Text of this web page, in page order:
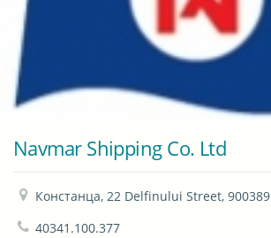
Navmar Shipping Co. Ltd
Констанца, 22 Delfinului Street, 900389
40341.100.377